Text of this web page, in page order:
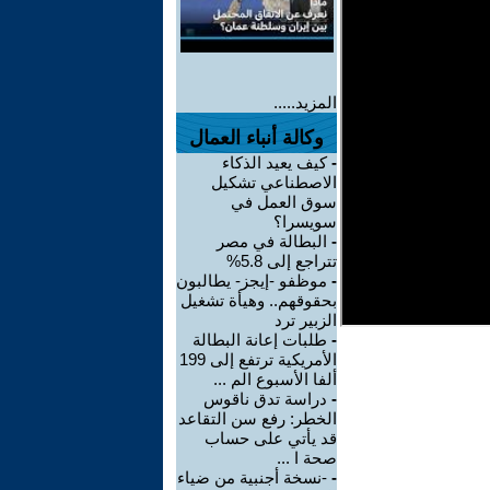
المزيد.....
وكالة أنباء العمال
-كيف يعيد الذكاء
الاصطناعي تشكيل
سوق العمل في
سويسرا؟
- البطالة في مصر
تتراجع إلى 5.8%
- موظفو -إيجز- يطالبون
بحقوقهم.. وهيأة تشغيل
الزبير ترد
- طلبات إعانة البطالة
الأمريكية ترتفع إلى 199
ألفا الأسبوع الم ...
- دراسة تدق ناقوس
الخطر: رفع سن التقاعد
قد يأتي على حساب
صحة ا ...
- -نسخة أجنبية من ضياء